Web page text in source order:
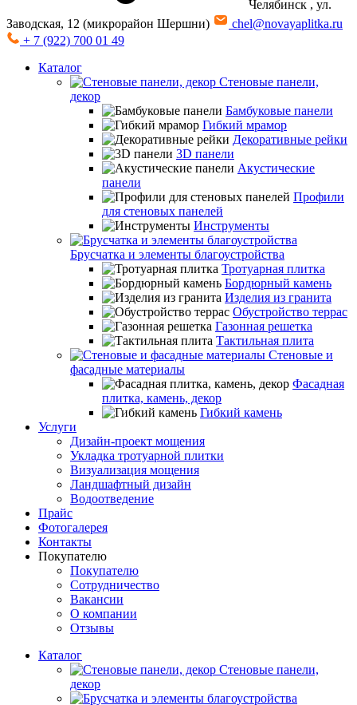
Челябинск , ул.
Заводская, 12 (микрорайон Шершни)
chel@novayaplitka.ru
+ 7 (922) 700 01 49
Каталог
Стеновые панели,
декор
Бамбуковые панели
Гибкий мрамор
Декоративные рейки
3D панели
Акустические
панели
Профили
для стеновых панелей
Инструменты
Брусчатка и элементы благоустройства
Тротуарная плитка
Бордюрный камень
Изделия из гранита
Обустройство террас
Газонная решетка
Тактильная плита
Стеновые и
фасадные материалы
Фасадная
плитка, камень, декор
Гибкий камень
Услуги
Дизайн-проект мощения
Укладка тротуарной плитки
Визуализация мощения
Ландшафтный дизайн
Водоотведение
Прайс
Фотогалерея
Контакты
Покупателю
Покупателю
Сотрудничество
Вакансии
О компании
Отзывы
Каталог
Стеновые панели,
декор